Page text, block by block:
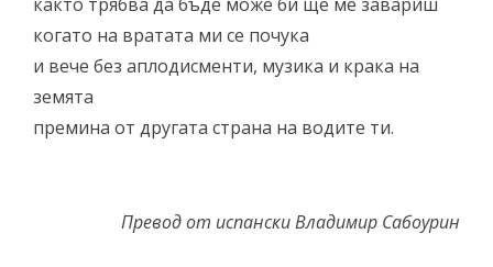
когато на вратата ми се почука
и вече без аплодисменти, музика и крака на
земята
премина от другата страна на водите ти.
Превод от испански Владимир Сабоурин